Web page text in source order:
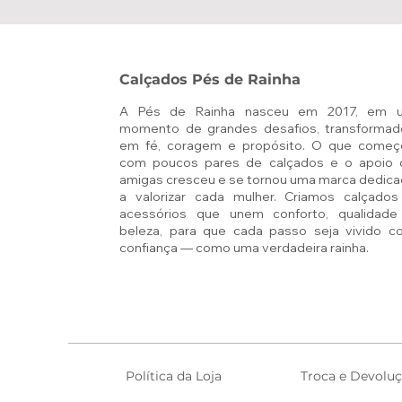
Calçados Pés de Rainha
A Pés de Rainha nasceu em 2017, em
momento de grandes desafios,
em fé, coragem e propósito. O que
com poucos pares de calçados e o apoio
amigas cresceu e se tornou uma marca
a valorizar cada mulher. Criamos
acessórios que unem conforto,
beleza, para que cada passo seja vivido
confiança — como uma verdadeira rainha.
Política da Loja Troca e